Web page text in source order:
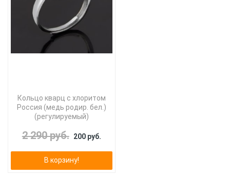
Кольцо кварц с хлоритом
Россия (медь родир. бел.)
(регулируемый)
2 290 руб. 200 руб.
В корзину!